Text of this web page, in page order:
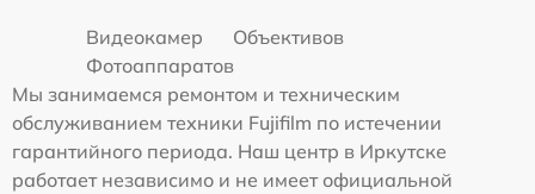
Видеокамер
Объективов
Фотоаппаратов
Мы занимаемся ремонтом и техническим
обслуживанием техники Fujifilm по истечении
гарантийного периода. Наш центр в Иркутске
работает независимо и не имеет официальной